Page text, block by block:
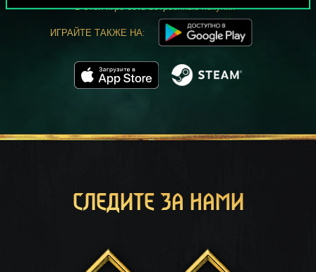
В этой игре есть встроенные покупки
ИГРАЙТЕ ТАКЖЕ НА:
СЛЕДИТЕ ЗА НАМИ